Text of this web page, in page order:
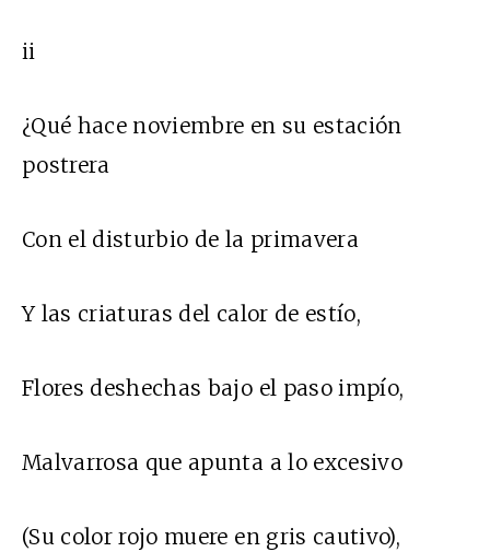
ii
¿Qué hace noviembre en su estación
postrera
Con el disturbio de la primavera
Y las criaturas del calor de estío,
Flores deshechas bajo el paso impío,
Malvarrosa que apunta a lo excesivo
(Su color rojo muere en gris cautivo),